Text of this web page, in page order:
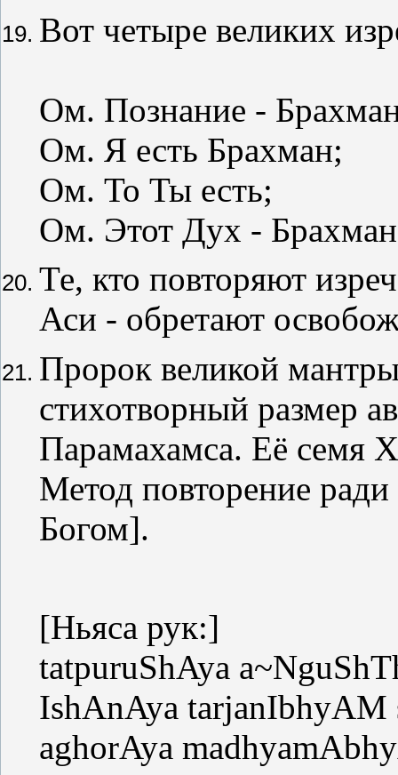
Вот четыре великих
Ом. Познание -
Ом. Я есть Брахман;
Ом. То Ты есть;
Ом. Этот Дух -
Те, кто повторяют
Аси - обретают
Пророк великой
стихотворный размер
Парамахамса. Её семя
Метод повторение
Богом].
[Ньяса рук:]
tatpuruShAya
IshAnAya
aghorAya